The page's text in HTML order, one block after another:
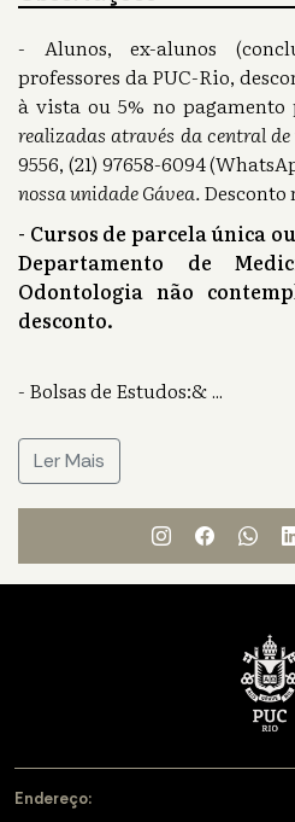
- Alunos, ex-alunos
professores da PUC-Rio,
à vista ou 5% no pagamento
realizadas através da central
9556, (21) 97658-6094
nossa unidade Gávea.
- Cursos de parcela única
Departamento de
Odontologia não
desconto.
- Bolsas de Estudos:&...
Ler Mais
Endereço: